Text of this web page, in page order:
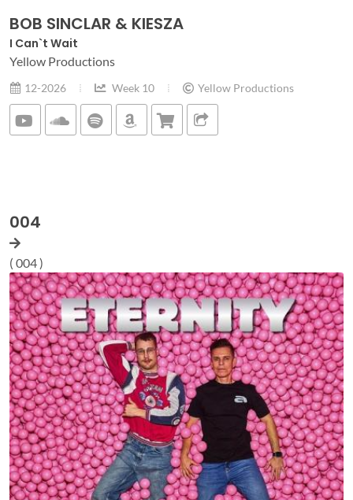
BOB SINCLAR & KIESZA
I Can`t Wait
Yellow Productions
12-2026 Week 10 Yellow Productions
004
( 004 )